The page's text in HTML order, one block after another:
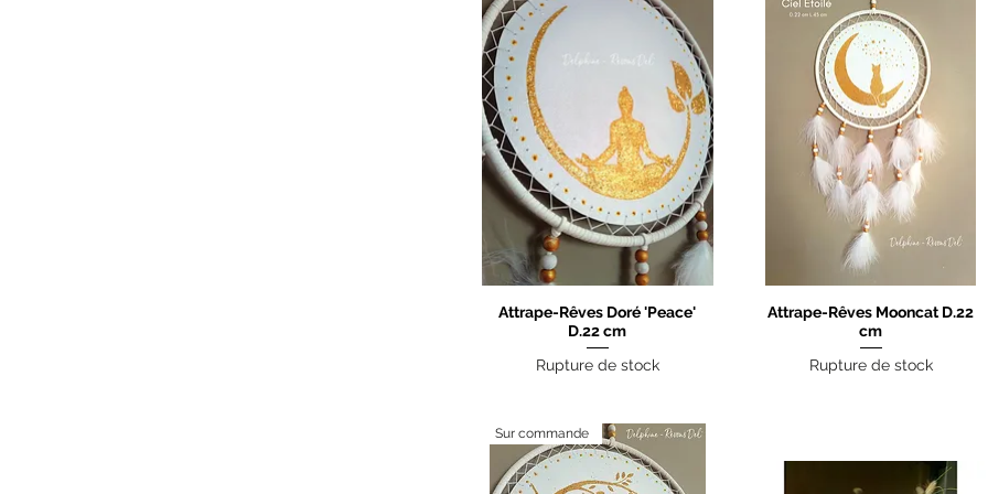
Aperçu rapide
Attrape-Rêves Doré 'Peace'
D.22 cm
Rupture de stock
Aperçu rapide
Attrape-Rêves Mooncat D.22
cm
Rupture de stock
Sur commande